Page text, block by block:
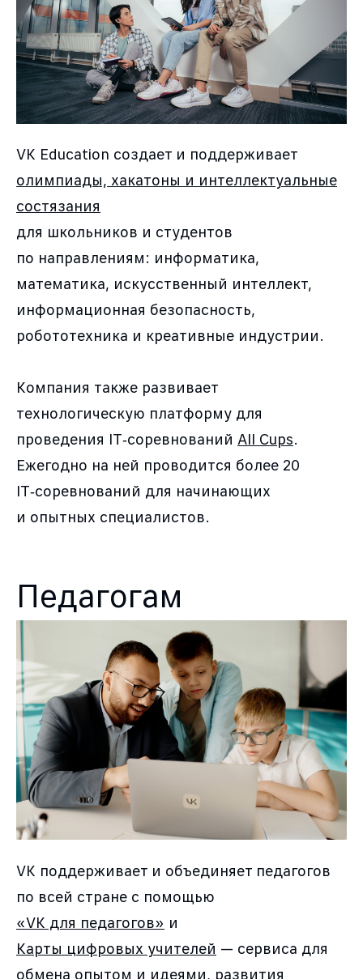
VK Education создает и поддерживает
олимпиады, хакатоны и интеллектуальные
состязания
для школьников и студентов
по направлениям: информатика,
математика, искусственный интеллект,
информационная безопасность,
робототехника и креативные индустрии.
Компания также развивает
технологическую платформу для
проведения IT‑соревнований All Cups.
Ежегодно на ней проводится более 20
IT‑соревнований для начинающих
и опытных специалистов.
Педагогам
VK поддерживает и объединяет педагогов
по всей стране с помощью
«VK для педагогов» и
Карты цифровых учителей — сервиса для
обмена опытом и идеями, развития